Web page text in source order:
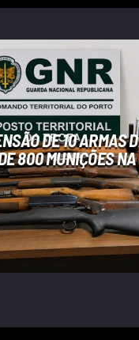
DE 10 ARMAS
800 MUNIÇÕES